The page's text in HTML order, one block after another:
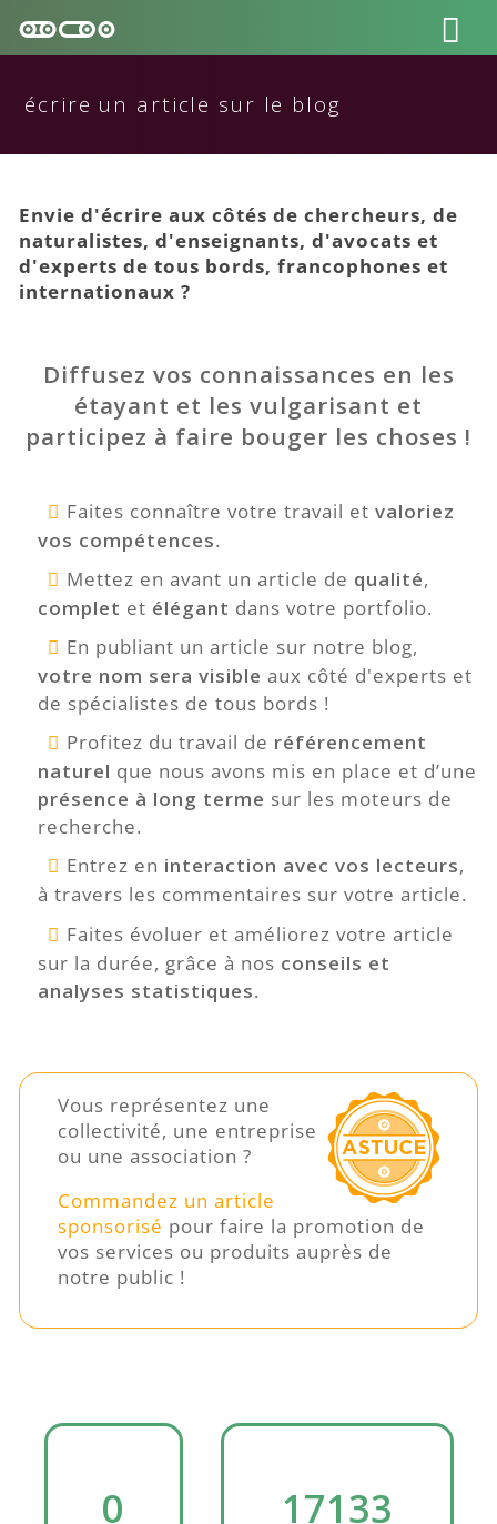
écrire un article sur le blog
Envie d'écrire aux côtés de chercheurs, de
naturalistes, d'enseignants, d'avocats et
d'experts de tous bords, francophones et
internationaux ?
Diffusez vos connaissances en les
étayant et les vulgarisant et
participez à faire bouger les choses !
Faites connaître votre travail etvaloriez
vos compétences.
Mettez en avant un article de qualité,
complet et élégant dans votre portfolio.
En publiant un article sur notre blog,
votre nom sera visible aux côté d'experts et
de spécialistes de tous bords !
Profitez du travail de référencement
naturel que nous avons mis en place et d’une
présence à long terme sur les moteurs de
recherche.
Entrez en interaction avec vos lecteurs,
à travers les commentaires sur votre article.
Faites évoluer et améliorez votre article
sur la durée, grâce à nos conseils et
analyses statistiques.
Vous représentez une
collectivité, une entreprise
ou une association ?
Commandez un article
sponsorisé pour faire la promotion de
vos services ou produits auprès de
notre public !
0 17133